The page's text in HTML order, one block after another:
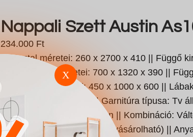
Nappali Szett Austin
234.000 Ft
Tv asztal méretei: 260 x 2700 x 410 || Függő
250 || Kirakat méretei: 700 x 1320 x 390 ||
200 || Asztal méretei: 450 x 1000 x 600 ||
Lábmagasság: 20 mm || Garnitúra típusa: Tv
Kiegészíthető || Szín: Beton || Kombináció:
Vezetett szám: 2 db. (külön vásárolható) ||
X